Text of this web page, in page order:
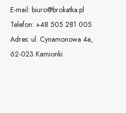
E-mail: biuro@brokatka.pl
Telefon: +48 505 281 005
Adres: ul. Cynamonowa 4a,
62-023 Kamionki